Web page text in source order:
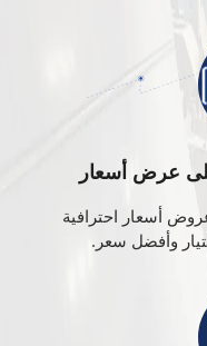
عرض أسعار
أسعار احترافية
وأفضل سعر.